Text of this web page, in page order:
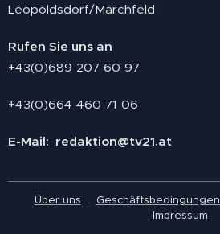
Leopoldsdorf/Marchfeld
Rufen Sie uns an
+43(0)689 207 60 97
+43(0)664 460 71 06
E-Mail: redaktion@tv21.at
Über uns . Geschäftsbedingungen
Impressum